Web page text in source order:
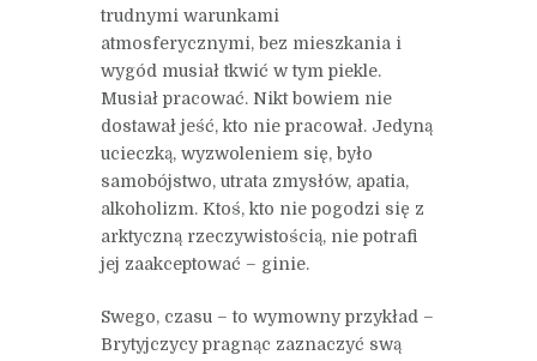
trudnymi warunkami
atmosferycznymi, bez mieszkania i
wygód musiał tkwić w tym piekle.
Musiał pracować. Nikt bowiem nie
dostawał jeść, kto nie pracował. Jedyną
ucieczką, wyzwoleniem się, było
samobójstwo, utrata zmysłów, apatia,
alkoholizm. Ktoś, kto nie pogodzi się z
arktyczną rzeczywistością, nie potrafi
jej zaakceptować – ginie.
Swego, czasu – to wymowny przykład –
Brytyjczycy pragnąc zaznaczyć swą